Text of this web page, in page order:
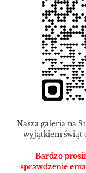
Nasza galeria na
wyjątkiem świąt
Bardzo
sprawdzenie